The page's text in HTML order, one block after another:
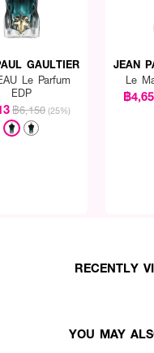
AQUA (WATER),
GERANIOL, BENZYL
และมีความติดทนระดับใดระหว่าง
ละช่วยเสริมบุคลิกให้ดูเป็นสาวมั่นที่มี
าวเซ็กซี่โมเดิร์นในทุกค่ำคืนพิเศษ
GAULTIER
Le Parfum
EDP
฿6,150 (25%)
JEAN
Le
฿
RECENTLY
YOU MAY